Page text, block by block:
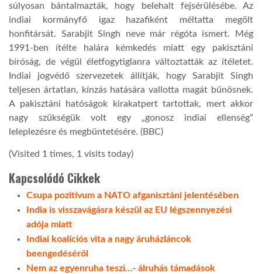
GLOBOTV
AFRIKA TUDÁSTÁR
A NAP SZÉPE
GLOBOZSARU
DOBRAVERO.HU
LATIMO.HU
súlyosan bántalmazták, hogy belehalt fejsérülésébe. Az
indiai kormányfő igaz hazafiként méltatta megölt
honfitársát. Sarabjit Singh neve már régóta ismert. Még
1991-ben ítélte halára kémkedés miatt egy pakisztáni
bíróság, de végül életfogytiglanra változtatták az ítéletet.
Indiai jogvédő szervezetek állítják, hogy Sarabjit Singh
teljesen ártatlan, kínzás hatására vallotta magát bűnösnek.
A pakisztáni hatóságok kirakatpert tartottak, mert akkor
nagy szükségük volt egy „gonosz indiai ellenség”
leleplezésre és megbüntetésére. (BBC)
(Visited 1 times, 1 visits today)
Kapcsolódó Cikkek
Csupa pozitívum a NATO afganisztáni jelentésében
India is visszavágásra készül az EU légszennyezési
adója miatt
Indiai koalíciós vita a nagy áruházláncok
beengedéséről
Nem az egyenruha teszi…- álruhás támadások